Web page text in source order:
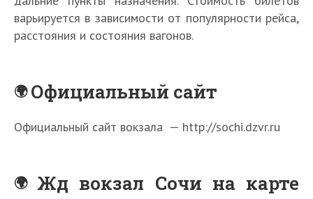
варьируется в зависимости от популярности рейса,
расстояния и состояния вагонов.
Официальный сайт
Официальный сайт вокзала — http://sochi.dzvr.ru
Жд вокзал Сочи на карте